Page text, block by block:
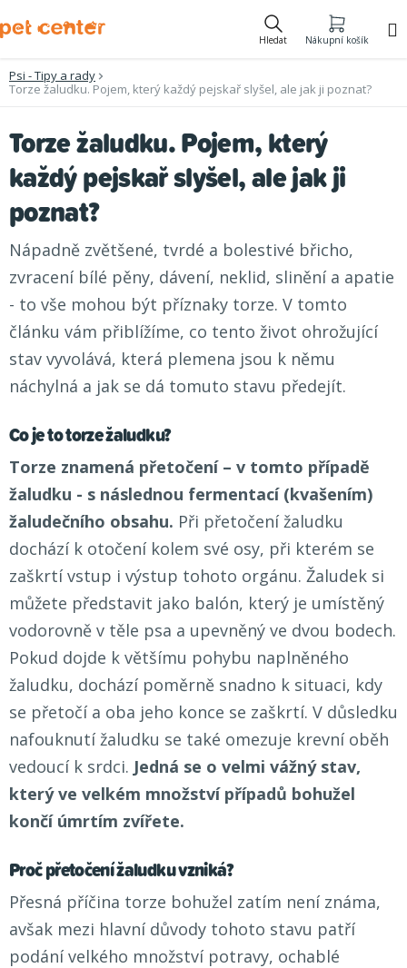
na
Hledat Nákupní košík
Psi - Tipy a rady
Torze žaludku. Pojem, který každý pejskař slyšel, ale jak ji poznat?
Torze žaludku. Pojem, který
každý pejskař slyšel, ale jak ji
poznat?
Nápadně zvětšené, tvrdé a bolestivé břicho,
zvracení bílé pěny, dávení, neklid, slinění a apatie
- to vše mohou být příznaky torze. V tomto
článku vám přiblížíme, co tento život ohrožující
stav vyvolává, která plemena jsou k němu
náchylná a jak se dá tomuto stavu předejít.
Co je to torze žaludku?
Torze znamená přetočení – v tomto případě
žaludku - s následnou fermentací (kvašením)
žaludečního obsahu. Při přetočení žaludku
dochází k otočení kolem své osy, při kterém se
zaškrtí vstup i výstup tohoto orgánu. Žaludek si
můžete představit jako balón, který je umístěný
vodorovně v těle psa a upevněný ve dvou bodech.
Pokud dojde k většímu pohybu naplněného
žaludku, dochází poměrně snadno k situaci, kdy
se přetočí a oba jeho konce se zaškrtí. V důsledku
nafouknutí žaludku se také omezuje krevní oběh
vedoucí k srdci. Jedná se o velmi vážný stav,
který ve velkém množství případů bohužel
končí úmrtím zvířete.
Proč přetočení žaludku vzniká?
Přesná příčina torze bohužel zatím není známa,
avšak mezi hlavní důvody tohoto stavu patří
podání velkého množství potravy, ochablé